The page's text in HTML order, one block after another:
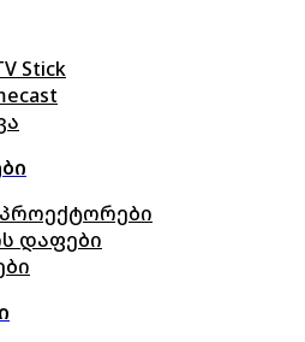
Stick
დაფები